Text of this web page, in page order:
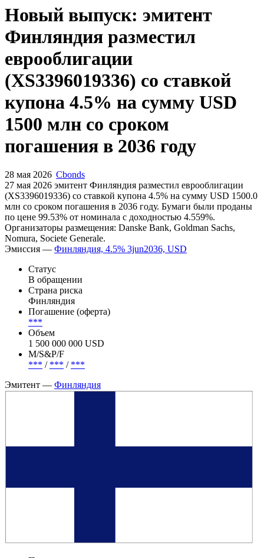
к интересующим данным
Запросить доступ
Новый выпуск: эмитент
Финляндия разместил
еврооблигации
(XS3396019336) со ставкой
купона 4.5% на сумму USD
погашения в 2036 году
28 мая 2026 Cbonds
27 мая 2026 эмитент Финляндия разместил еврооблигации
(XS3396019336) cо ставкой купона 4.5% на сумму USD 1500.0
млн со сроком погашения в 2036 году. Бумаги были проданы
Организаторы размещения: Danske Bank, Goldman Sachs,
Nomura, Societe Generale.
Эмиссия —Финляндия, 4.5% 3jun2036, USD
Статус
В обращении
Страна риска
Финляндия
Погашение (оферта)
***
1 500 000 000 USD
М/S&P/F